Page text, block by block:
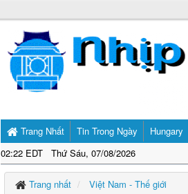
Trang Nhất
02:23 EDT Thứ Sáu, 07/08/2026
Tin Trong Ngày Hungary
Trang nhất Việt Nam - Thế giới